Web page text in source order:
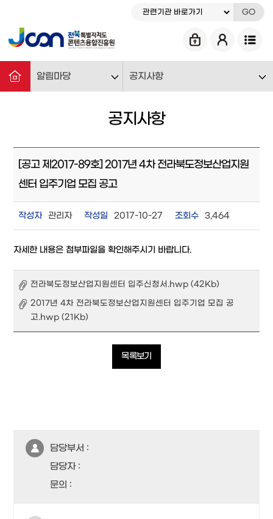
GO
알림마당 공지사항
공지사항
[공고 제2017-89호] 2017년 4차 전라북도정보산업지원
센터 입주기업 모집 공고
작성자 관리자 작성일 2017-10-27 조회수 3,464
자세한 내용은 첨부파일을 확인해주시기 바랍니다.
전라북도정보산업지원센터 입주신청서.hwp (42Kb)
2017년 4차 전라북도정보산업지원센터 입주기업 모집 공
고.hwp (21Kb)
목록보기
담당부서 :
담당자 :
문의 :